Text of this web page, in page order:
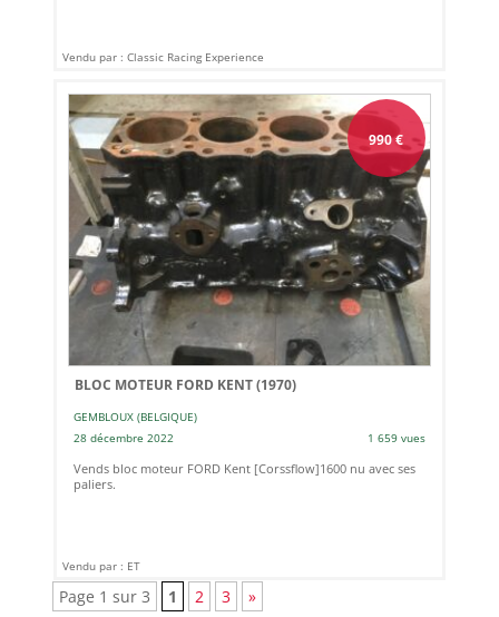
Vendu par : Classic Racing Experience
990€
BLOC MOTEUR FORD KENT (1970)
GEMBLOUX (BELGIQUE)
28 décembre 2022
1 659 vues
Vends bloc moteur FORD Kent [Corssflow]1600 nu avec ses
paliers.
Vendu par : ET
Page 1 sur 3 1 2 3 »